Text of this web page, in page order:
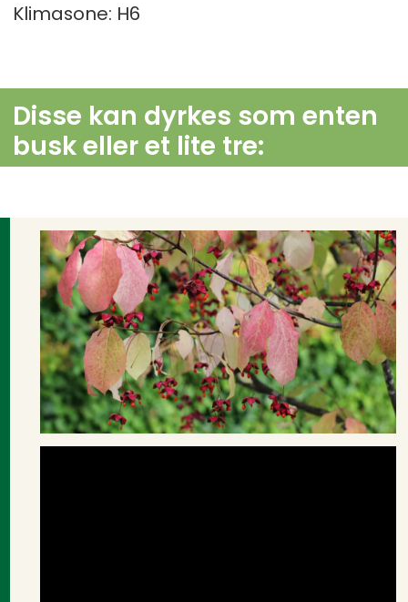
Klimasone: H6
Disse kan dyrkes som enten
busk eller et lite tre: